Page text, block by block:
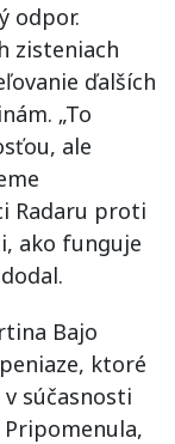
odpor.
zisteniach
ďalších
„To
ale
Radaru proti
ako funguje
Bajo
ktoré
súčasnosti